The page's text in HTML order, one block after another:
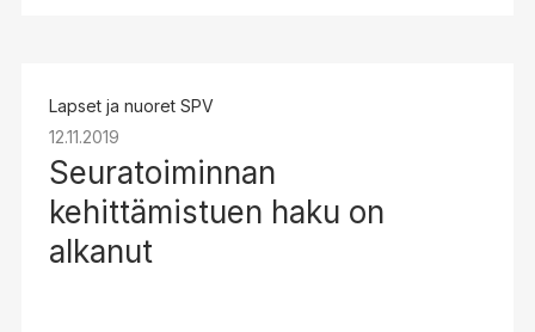
Lapset ja nuoret SPV
12.11.2019
Seuratoiminnan
kehittämistuen haku on
alkanut